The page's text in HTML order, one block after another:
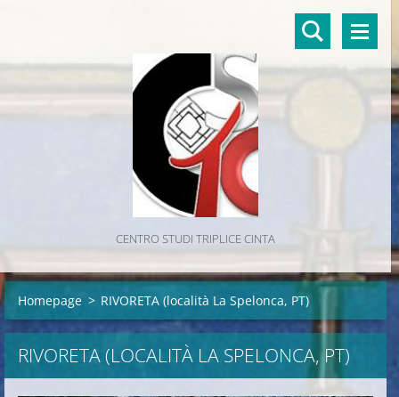
CENTRO STUDI TRIPLICE CINTA
Homepage > RIVORETA (località La Spelonca, PT)
RIVORETA (LOCALITÀ LA SPELONCA, PT)